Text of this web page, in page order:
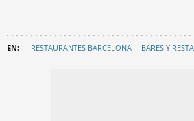
RESTAURANTES BARCELONA BARES Y